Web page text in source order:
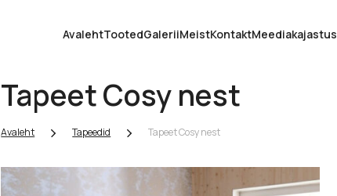
AvalehtTootedGaleriiMeistKontaktMeediakajastus
Tapeet Cosy nest
Avaleht Tapeedid Tapeet Cosy nest